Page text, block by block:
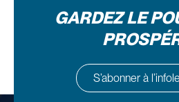
GARDEZ LE
S’abonner à